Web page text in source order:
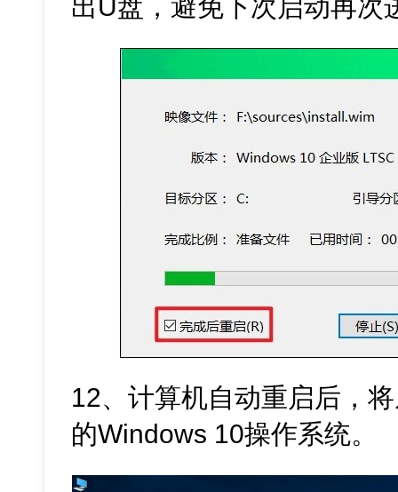
出U盘，避免下次启动再次
12、计算机自动重启后，
的Windows 10操作系统。